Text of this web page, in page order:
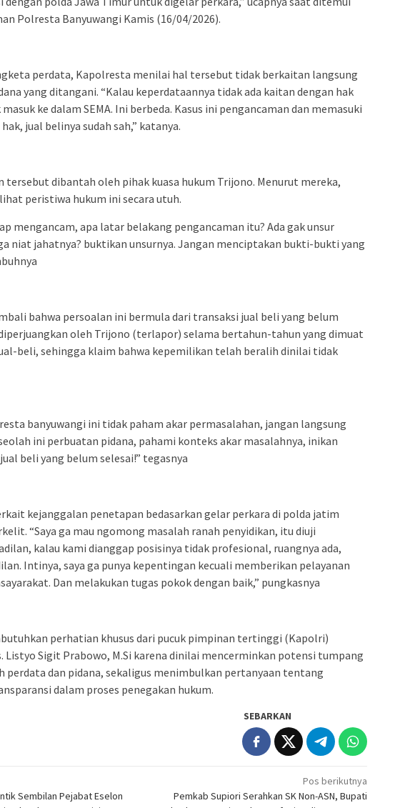
Polresta Banyuwangi Kamis (16/04/2026).
perdata, Kapolresta menilai hal tersebut tidak berkaitan langsung
yang ditangani. “Kalau keperdataannya tidak ada kaitan dengan hak
ke dalam SEMA. Ini berbeda. Kasus ini pengancaman dan memasuki
jual belinya sudah sah,” katanya.
tersebut dibantah oleh pihak kuasa hukum Trijono. Menurut mereka,
peristiwa hukum ini secara utuh.
mengancam, apa latar belakang pengancaman itu? Ada gak unsur
niat jahatnya? buktikan unsurnya. Jangan menciptakan bukti-bukti yang
bahwa persoalan ini bermula dari transaksi jual beli yang belum
oleh Trijono (terlapor) selama bertahun-tahun yang dimuat
beli, sehingga klaim bahwa kepemilikan telah beralih dinilai tidak
banyuwangi ini tidak paham akar permasalahan, jangan langsung
ini perbuatan pidana, pahami konteks akar masalahnya, inikan
beli yang belum selesai!” tegasnya
kejanggalan penetapan bedasarkan gelar perkara di polda jatim
“Saya ga mau ngomong masalah ranah penyidikan, itu diuji
kalau kami dianggap posisinya tidak profesional, ruangnya ada,
Intinya, saya ga punya kepentingan kecuali memberikan pelayanan
Dan melakukan tugas pokok dengan baik,” pungkasnya
perhatian khusus dari pucuk pimpinan tertinggi (Kapolri)
Listyo Sigit Prabowo, M.Si karena dinilai mencerminkan potensi tumpang
perdata dan pidana, sekaligus menimbulkan pertanyaan tentang
dalam proses penegakan hukum.
SEBARKAN
Sembilan Pejabat Eselon
Pos berikutnya
Pemkab Supiori Serahkan SK Non-ASN, Bupati